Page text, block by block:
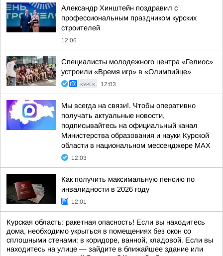
Александр Хинштейн поздравил с
профессиональным праздником курских
строителей
12:06
Специалисты молодежного центра «Гелиос»
устроили «Время игр» в «Олимпийце»
КУРСК 12:03
Мы всегда на связи!. Чтобы оперативно
получать актуальные новости,
подписывайтесь на официальный канал
Министерства образования и науки Курской
области в национальном мессенджере МАХ
12:03
Как получить максимальную пенсию по
инвалидности в 2026 году
12:01
Курская область: ракетная опасность! Если вы находитесь
дома, необходимо укрыться в помещениях без окон со
сплошными стенами: в коридоре, ванной, кладовой. Если вы
находитесь на улице — зайдите в ближайшее здание или